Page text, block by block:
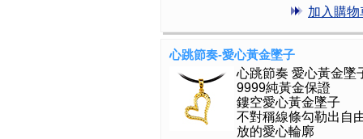
加入購物
心跳節奏-愛心黃金墜子
心跳節奏 愛心黃金墜
9999純黃金保證
鏤空愛心黃金墜子
不對稱線條勾勒出自
放的愛心輪廓